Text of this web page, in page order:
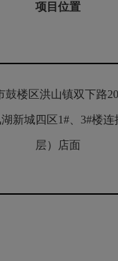
项目位置
鼓楼区洪山镇双下路
湖新城四区1#、3#楼连
层）店面